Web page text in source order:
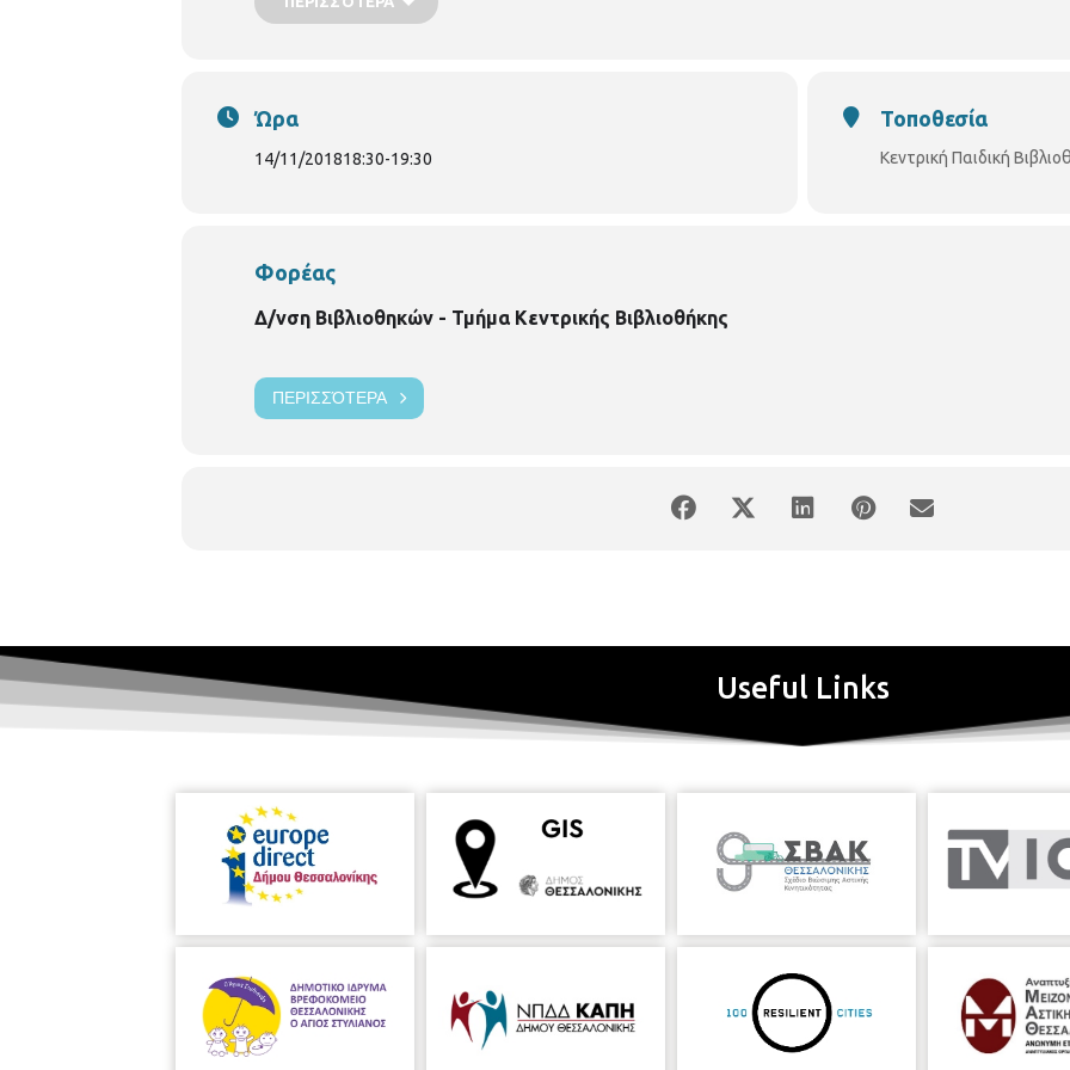
Ώρα
14/11/201818:30-19:30
Τοποθεσία
Κεντρική Παιδική
Φορέας
Δ/νση Βιβλιοθηκών - Τμήμα Κεντρικής Βιβλιοθήκης
ΠΕΡΙΣΣΌΤΕΡΑ
Useful Links